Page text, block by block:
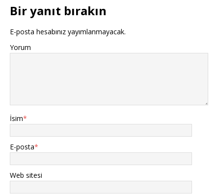
Bir yanıt bırakın
E-posta hesabınız yayımlanmayacak.
Yorum
İsim*
E-posta*
Web sitesi